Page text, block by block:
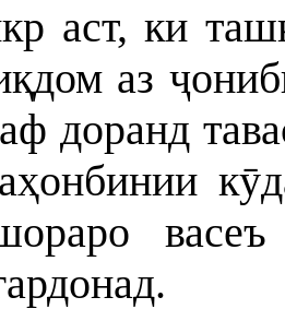
аст, ки
аз
доранд